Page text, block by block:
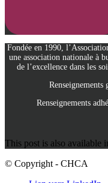
Fondée en 1990,
une association nationale à
de l’excellence dans les
Renseignements
Renseignements
This post is also available
© Copyright - CHCA